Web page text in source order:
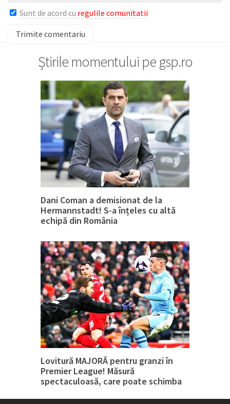
Sunt de acord cu regulile comunitatii
Știrile momentului pe gsp.ro
Dani Coman a demisionat de la
Hermannstadt! S-a înțeles cu altă
echipă din România
Lovitură MAJORĂ pentru granzi în
Premier League! Măsură
spectaculoasă, care poate schimba